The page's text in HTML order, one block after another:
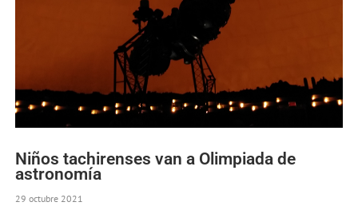
Niños tachirenses van a Olimpiada de
astronomía
29 octubre 2021